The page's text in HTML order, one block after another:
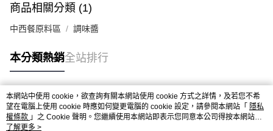
商品相關分類 (1)
中西餐原料區 調味醬
本分類熱銷全站排行
熱門標籤
本網站中使用 cookie，欲查詢有關本網站使用 cookie 方式之詳情，及若您不希
望在電腦上使用 cookie 時應如何變更電腦的 cookie 設定，請參閱本網站「 隱私
權條款 」之 Cookie 聲明。您繼續使用本網站即表示您同意本公司得按本網站使
用條款之 Cookie 聲明使用 cookie。
了解更多 >